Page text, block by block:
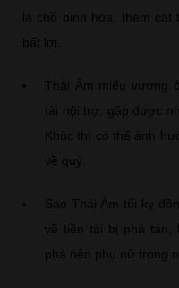
là chồ binh hòa, thêm cát
bất lợi.
Thái Âm miếu vượng
tài nội trợ, gặp được
Khúc thì có thể ảnh
về quý.
Sao Thái Âm tối kỵ
về tiền tài bị phá tán,
phá nên phụ nữ trong